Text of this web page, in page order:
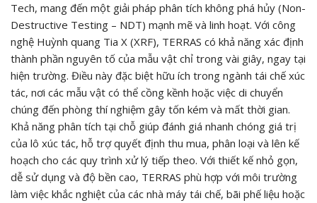
Tech, mang đến một giải pháp phân tích không phá hủy (Non-
Destructive Testing – NDT) mạnh mẽ và linh hoạt. Với công
nghệ Huỳnh quang Tia X (XRF), TERRAS có khả năng xác định
thành phần nguyên tố của mẫu vật chỉ trong vài giây, ngay tại
hiện trường. Điều này đặc biệt hữu ích trong ngành tái chế xúc
tác, nơi các mẫu vật có thể cồng kềnh hoặc việc di chuyển
chúng đến phòng thí nghiệm gây tốn kém và mất thời gian.
Khả năng phân tích tại chỗ giúp đánh giá nhanh chóng giá trị
của lô xúc tác, hỗ trợ quyết định thu mua, phân loại và lên kế
hoạch cho các quy trình xử lý tiếp theo. Với thiết kế nhỏ gọn,
dễ sử dụng và độ bền cao, TERRAS phù hợp với môi trường
làm việc khắc nghiệt của các nhà máy tái chế, bãi phế liệu hoặc